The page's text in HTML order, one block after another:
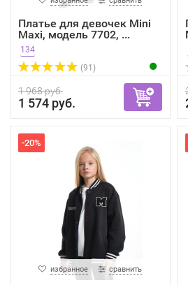
Платье для девочек Mini
Maxi, модель 7702, ...
134
(91)
1 968 руб.
1 574 руб.
-20%
избранное сравнить